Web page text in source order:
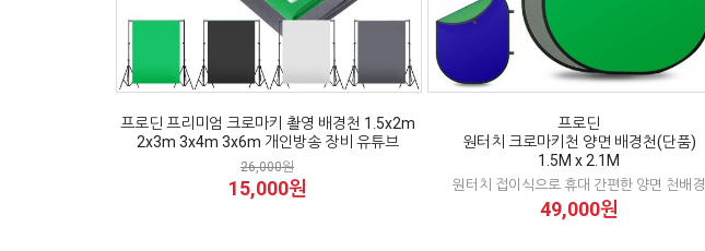
프로딘 프리미엄 크로마키 촬영 배경천 1.5x2m
2x3m 3x4m 3x6m 개인방송 장비 유튜브
26,000원
15,000원
프로딘
원터치 크로마키천 양면 배경천(단품)
1.5M x 2.1M
원터치 접이식으로 휴대 간편한 양면 천배경
49,000원